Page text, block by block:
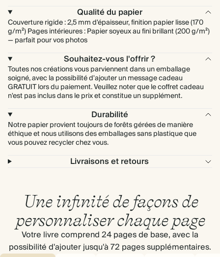
Qualité du papier
Couverture rigide : 2,5 mm d'épaisseur, finition papier lisse (170
g/m²) Pages intérieures : Papier soyeux au fini brillant (200 g/m²)
— parfait pour vos photos
Souhaitez-vous l'offrir ?
Toutes nos créations vous parviennent dans un emballage
soigné, avec la possibilité d'ajouter un message cadeau
GRATUIT lors du paiement. Veuillez noter que le coffret cadeau
n'est pas inclus dans le prix et constitue un supplément.
Durabilité
Notre papier provient toujours de forêts gérées de manière
éthique et nous utilisons des emballages sans plastique que
vous pouvez recycler chez vous.
Livraisons et retours
Une infinité de façons de
personnaliser chaque page
Votre livre comprend 24 pages de base, avec la
possibilité d'ajouter jusqu'à 72 pages supplémentaires.